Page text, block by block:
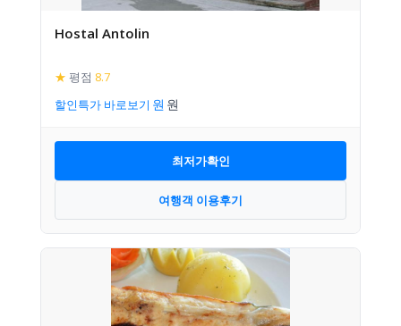
Hostal Antolin
★ 평점 8.7
할인특가 바로보기
최저가확인
여행객 이용후기